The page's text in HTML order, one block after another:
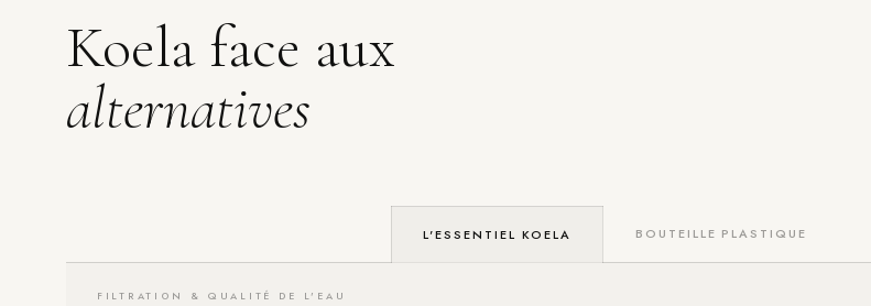
Koela face aux
alternatives
L'ESSENTIEL KOELA BOUTEILLE PLASTIQUE
FILTRATION & QUALITÉ DE L'EAU